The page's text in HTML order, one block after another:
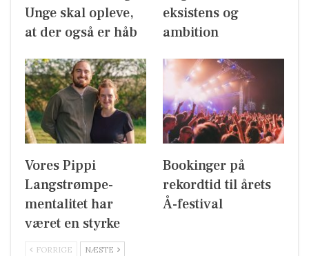
Unge skal opleve,
at der også er håb
eksistens og
ambition
Vores Pippi
Langstrømpe-
mentalitet har
været en styrke
Bookinger på
rekordtid til årets
Å-festival
FORRIGE NÆSTE